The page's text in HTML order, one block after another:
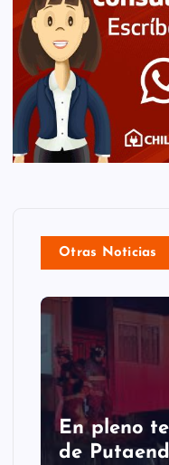
Otras Noticias
En pleno
de